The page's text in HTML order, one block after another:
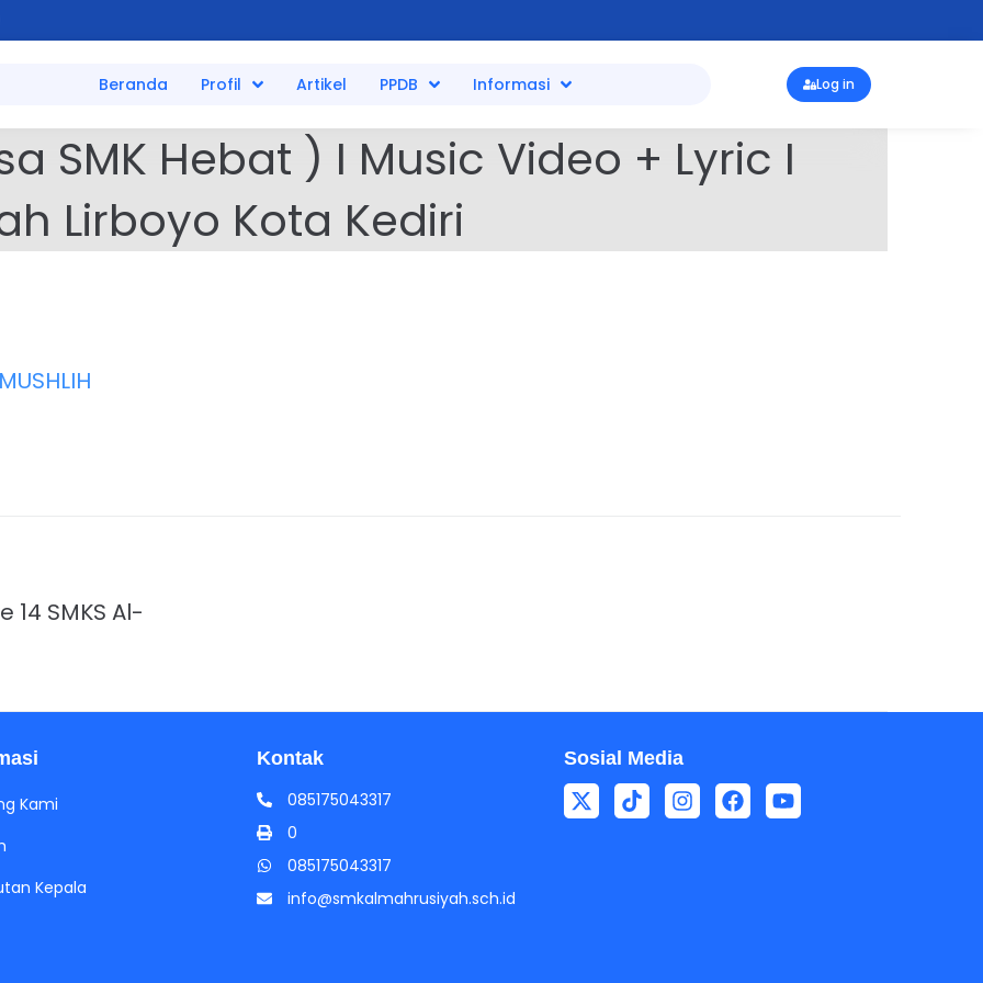
Beranda Profil Artikel PPDB Informasi Log in
SMK Hebat ) I Music Video + Lyric I
Lirboyo Kota Kediri
14 SMKS Al-
Kami
Kepala
Kontak
085175043317
0
085175043317
info@smkalmahrusiyah.sch.id
Sosial Media